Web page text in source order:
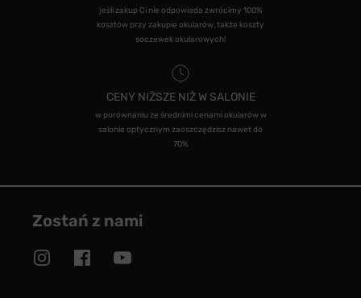
jeśli zakup Ci nie odpowiada zwrócimy 100%
kosztów przy zakupie okularów, także koszty
soczewek okularowych!
CENY NIŻSZE NIŻ W SALONIE
w porównaniu ze średnimi cenami okularów w
salonie optycznym zaoszczędzisz nawet do
70%
Zostań z nami